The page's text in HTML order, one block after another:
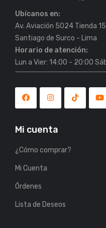
Ubícanos en:
Av. Aviación 5024 Tienda
Horario de atención:
Lun a Vier: 14:00 - 20:00
Mi cuenta
¿Cómo comprar?
Mi Cuenta
Órdenes
Lista de Deseos